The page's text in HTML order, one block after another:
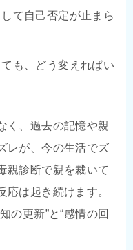
て自己否定が止まら
も、どう変えればい
く、過去の記憶や親
レが、今の生活でズ
親診断で親を裁いて
応は起き続けます。
の更新”と“感情の回